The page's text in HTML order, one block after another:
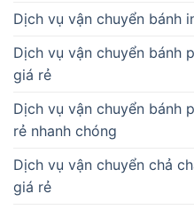
Dịch vụ vận chuyển bánh
Dịch vụ vận chuyển bánh
giá rẻ
Dịch vụ vận chuyển bánh
rẻ nhanh chóng
Dịch vụ vận chuyển chả
giá rẻ